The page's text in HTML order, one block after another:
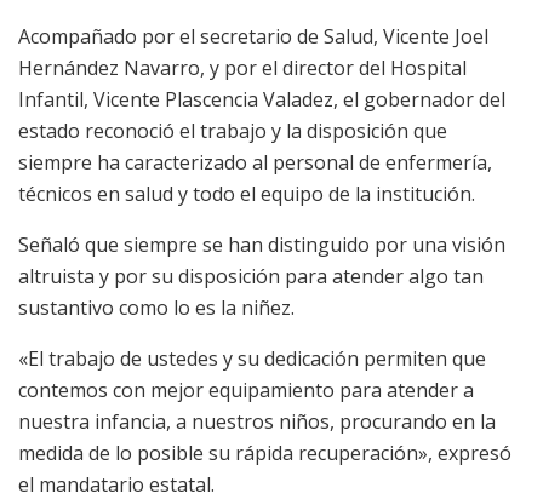
Acompañado por el secretario de Salud, Vicente Joel
Hernández Navarro, y por el director del Hospital
Infantil, Vicente Plascencia Valadez, el gobernador del
estado reconoció el trabajo y la disposición que
siempre ha caracterizado al personal de enfermería,
técnicos en salud y todo el equipo de la institución.
Señaló que siempre se han distinguido por una visión
altruista y por su disposición para atender algo tan
sustantivo como lo es la niñez.
«El trabajo de ustedes y su dedicación permiten que
contemos con mejor equipamiento para atender a
nuestra infancia, a nuestros niños, procurando en la
medida de lo posible su rápida recuperación», expresó
el mandatario estatal.